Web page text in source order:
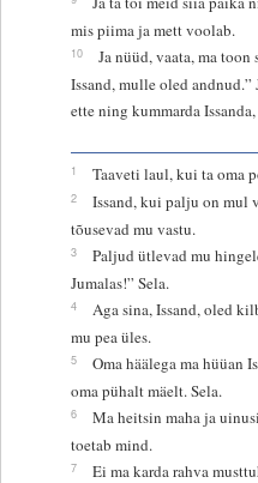
mis piima ja mett voolab.
10
Ja nüüd, vaata, ma
Issand, mulle oled andnud.”
ette ning kummarda Issanda,
1 Taaveti laul, kui ta oma
2
Issand, kui palju on mul
tõusevad mu vastu.
3
Paljud ütlevad mu
Jumalas!” Sela.
4
Aga sina, Issand, oled
mu pea üles.
5
Oma häälega ma hüüan
oma pühalt mäelt. Sela.
6
Ma heitsin maha ja
toetab mind.
7
Ei ma karda rahva